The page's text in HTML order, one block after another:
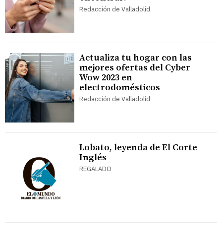
Redacción de Valladolid
Actualiza tu hogar con las
mejores ofertas del Cyber
Wow 2023 en
electrodomésticos
Redacción de Valladolid
Lobato, leyenda de El Corte
Inglés
REGALADO